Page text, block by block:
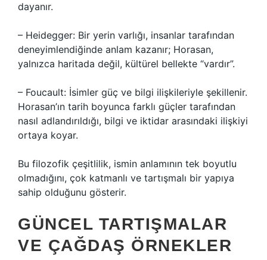
dayanır.
– Heidegger: Bir yerin varlığı, insanlar tarafından
deneyimlendiğinde anlam kazanır; Horasan,
yalnızca haritada değil, kültürel bellekte “vardır”.
– Foucault: İsimler güç ve bilgi ilişkileriyle şekillenir.
Horasan’ın tarih boyunca farklı güçler tarafından
nasıl adlandırıldığı, bilgi ve iktidar arasındaki ilişkiyi
ortaya koyar.
Bu filozofik çeşitlilik, ismin anlamının tek boyutlu
olmadığını, çok katmanlı ve tartışmalı bir yapıya
sahip olduğunu gösterir.
GÜNCEL TARTIŞMALAR
VE ÇAĞDAŞ ÖRNEKLER